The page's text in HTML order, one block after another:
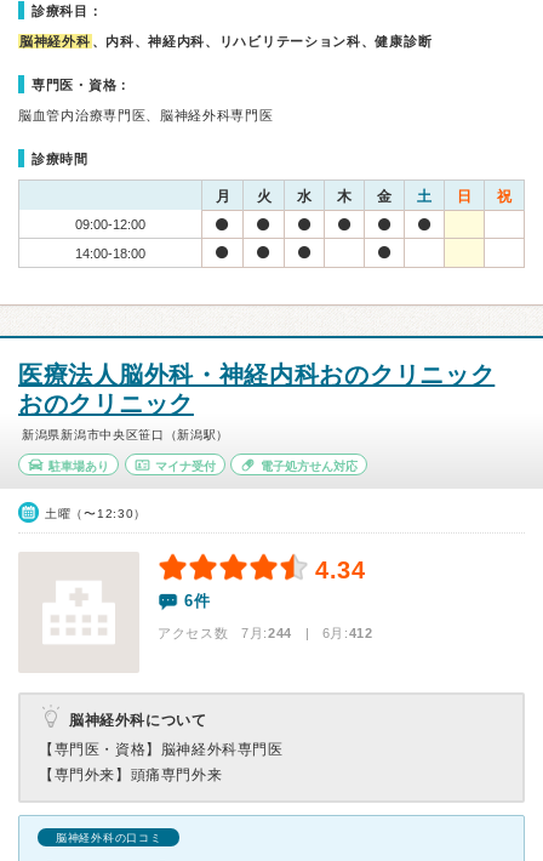
診療科目：
脳神経外科 、内科、神経内科、リハビリテーション科、健康診断
専門医・資格：
脳血管内治療専門医、脳神経外科専門医
診療時間
月 火 水 木 金 土 日 祝
09:00-12:00
14:00-18:00
医療法人脳外科・神経内科おのクリニック
おのクリニック
新潟県新潟市中央区笹口（新潟駅）
駐車場あり マイナ受付 電子処方せん対応
土曜（〜12:30）
4.34
6件
アクセス数 7月:244 | 6月:412
脳神経外科について
【専門医・資格】 脳神経外科専門医
【専門外来】 頭痛専門外来
脳神経外科の口コミ